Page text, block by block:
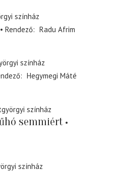
színház
Rendező
Radu Afrim
színház
Hegymegi Máté
színház
semmiért
színház